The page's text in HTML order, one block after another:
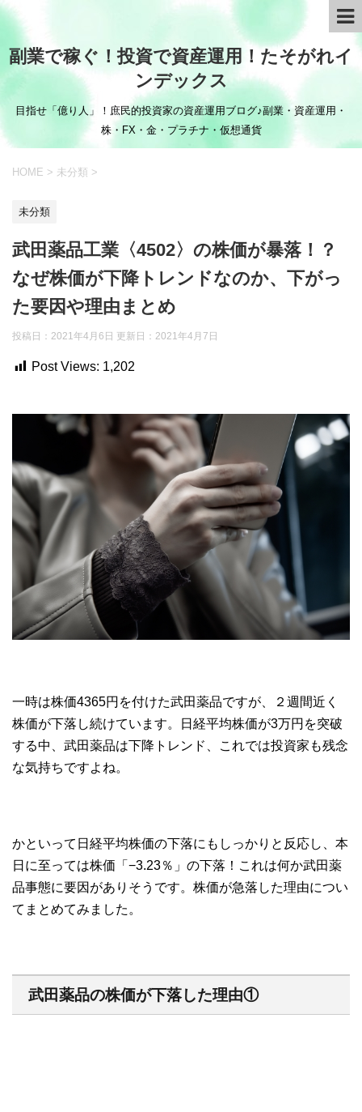
副業で稼ぐ！投資で資産運用！たそがれイ
ンデックス
目指せ「億り人」！庶民的投資家の資産運用ブログ♪副業・資産運用・
株・FX・金・プラチナ・仮想通貨
HOME > 未分類 >
未分類
武田薬品工業〈4502〉の株価が暴落！？
なぜ株価が下降トレンドなのか、下がっ
た要因や理由まとめ
投稿日：2021年4月6日 更新日： 2021年4月7日
Post Views: 1,202
一時は株価4365円を付けた武田薬品ですが、２週間近く
株価が下落し続けています。日経平均株価が3万円を突破
する中、武田薬品は下降トレンド、これでは投資家も残念
な気持ちですよね。
かといって日経平均株価の下落にもしっかりと反応し、本
日に至っては株価「−3.23％」の下落！これは何か武田薬
品事態に要因がありそうです。株価が急落した理由につい
てまとめてみました。
武田薬品の株価が下落した理由①